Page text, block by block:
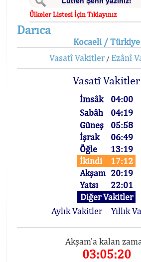
Ülkeler Listesi İçin Tıklayınız
Darıca
Kocaeli / Türkiye
Vasatî Vakitler/ Ezânî
Vasatî Vakitler
İmsâk
04:00
Sabâh
04:19
Güneş
05:58
İşrak
06:49
Öğle
13:19
İkindi
17:12
Akşam 20:19
Yatsı
22:01
Diğer Vakitler
Aylık Vakitler
Yıllık
Akşam'a kalan
03:05:19